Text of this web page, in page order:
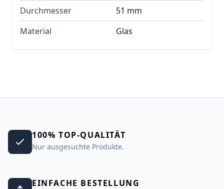
Durchmesser
51 mm
Material
Glas
100% TOP-QUALITÄT
Nur ausgesuchte Produkte.
EINFACHE BESTELLUNG